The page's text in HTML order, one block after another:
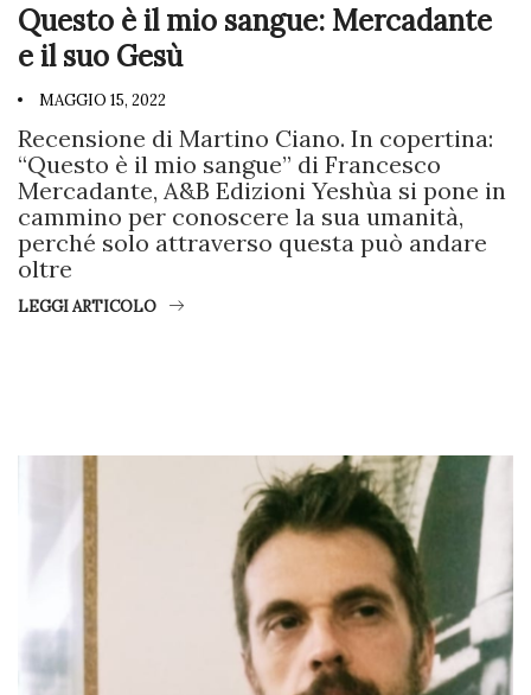
Questo è il mio sangue: Mercadante
e il suo Gesù
MAGGIO 15, 2022
Recensione di Martino Ciano. In copertina:
“Questo è il mio sangue” di Francesco
Mercadante, A&B Edizioni Yeshùa si pone in
cammino per conoscere la sua umanità,
perché solo attraverso questa può andare
oltre
LEGGI ARTICOLO